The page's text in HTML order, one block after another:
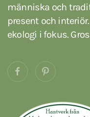
människa och
present och
ekologi i fokus.